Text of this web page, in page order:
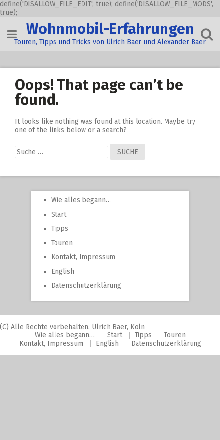
define('DISALLOW_FILE_EDIT', true); define('DISALLOW_FILE_MODS',
true);
content
Wohnmobil-Erfahrungen
Touren, Tipps und Tricks von Ulrich Baer und Alexander Baer
Oops! That page can’t be
found.
It looks like nothing was found at this location. Maybe try
one of the links below or a search?
Suche
nach:
Wie alles begann…
Start
Tipps
Touren
Kontakt, Impressum
English
Datenschutzerklärung
(C) Alle Rechte vorbehalten. Ulrich Baer, Köln
Wie alles begann…
Start Tipps
Touren
Kontakt, Impressum
English Datenschutzerklärung